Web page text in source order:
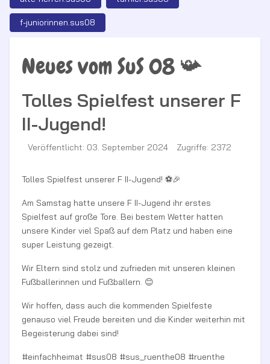
f-juniorinnen.sus08
Neues vom SuS 08 📯
Tolles Spielfest unserer F
II-Jugend!
Veröffentlicht: 03. September 2024 Zugriffe: 2372
Tolles Spielfest unserer F II-Jugend! ⚽️🎉
Am Samstag hatte unsere F II-Jugend ihr erstes
Spielfest auf große Tore. Bei bestem Wetter hatten
unsere Kinder viel Spaß auf dem Platz und haben eine
super Leistung gezeigt.
Wir Eltern sind stolz und zufrieden mit unseren kleinen
Fußballerinnen und Fußballern. 😊
Wir hoffen, dass auch die kommenden Spielfeste
genauso viel Freude bereiten und die Kinder weiterhin mit
Begeisterung dabei sind!
#einfachheimat #sus08 #sus_ruenthe08 #ruenthe